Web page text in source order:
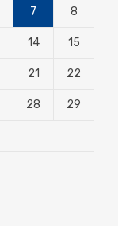
7 8
14 15
21 22
28 29